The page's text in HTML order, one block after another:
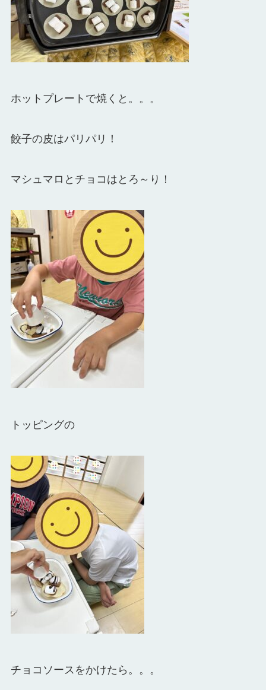
ホットプレートで焼くと。。。
餃子の皮はパリパリ！
マシュマロとチョコはとろ～り！
トッピングの
チョコソースをかけたら。。。